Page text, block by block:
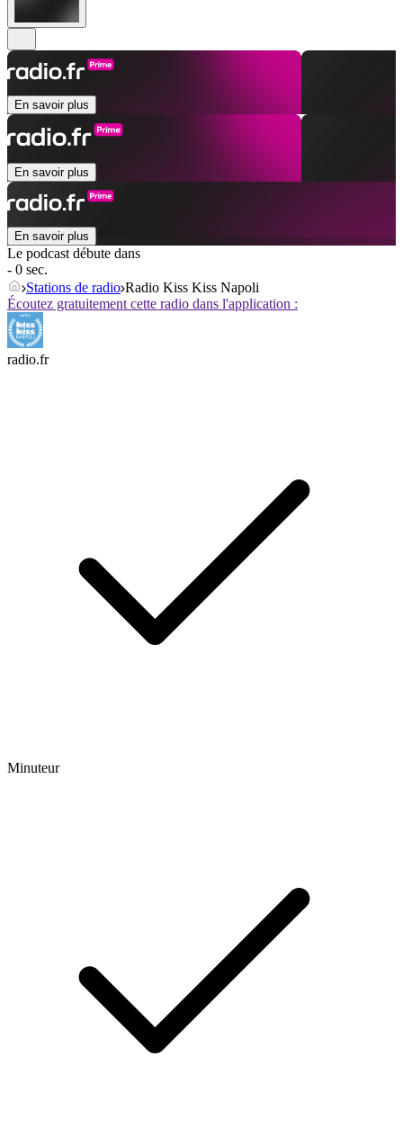
En savoir plus
En savoir plus
En savoir plus
Le podcast débute dans
- 0 sec.
Stations de radio Radio Kiss Kiss Napoli
Écoutez gratuitement cette radio dans l'application :
radio.fr
Minuteur